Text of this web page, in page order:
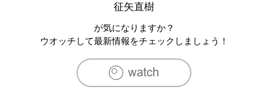
征矢直樹
が気になりますか？
ウオッチして最新情報をチェックしましょう！